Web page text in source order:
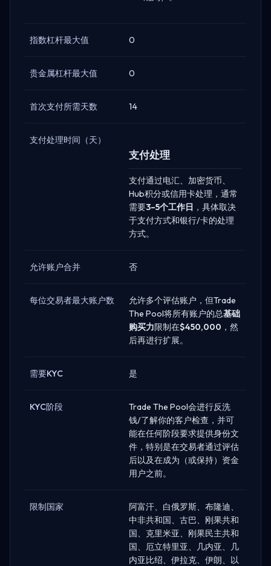
指数杠杆最大值 0
贵金属杠杆最大值 0
首次支付所需天数 14
支付处理时间（天）
支付处理
支付通过电汇、加密货币、
Hub积分或信用卡处理，通常
需要3–5个工作日 ，具体取决
于支付方式和银行/卡的处理
方式。
允许账户合并 否
每位交易者最大账户数
允许多个评估账户，但Trade
The Pool将所有账户的总基础
购买力限制在$450,000 ，然
后再进行扩展。
需要KYC 是
KYC阶段
Trade The Pool会进行反洗
钱/了解你的客户检查，并可
能在任何阶段要求提供身份文
件，特别是在交易者通过评估
后以及在成为（或保持）资金
用户之前。
限制国家
阿富汗、白俄罗斯、布隆迪、
中非共和国、古巴、刚果共和
国、克里米亚、刚果民主共和
国、厄立特里亚、几内亚、几
内亚比绍、伊拉克、伊朗、以